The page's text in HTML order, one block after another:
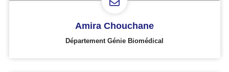
Amira Chouchane
Département Génie Biomédical